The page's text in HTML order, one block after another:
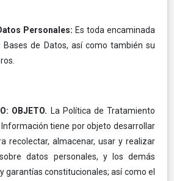
Personales: Es toda encaminada
de Datos, así como también su
OBJETO. La Política de Tratamiento
tiene por objeto desarrollar
recolectar, almacenar, usar y realizar
datos personales, y los demás
garantías constitucionales; así como el